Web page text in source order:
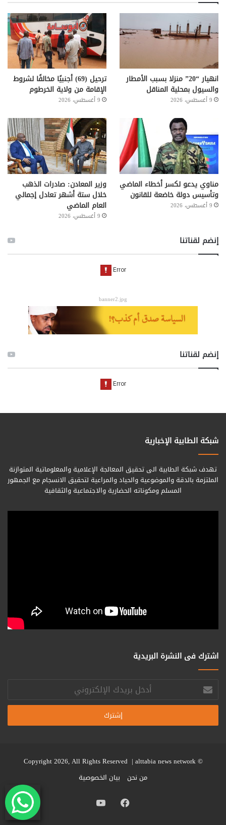
انهيار “20” منزلا بسبب الأمطار
والسيول بمحلية المناقل
9 أغسطس، 2026
ترحيل (69) أجنبيًا مخالفًا لشروط
الإقامة من ولاية الخرطوم
9 أغسطس، 2026
مناوي يدعو لكسر أخطاء الماضي
وتأسيس دولة خاضعة للقانون
9 أغسطس، 2026
وزير المعادن: صادرات الذهب
خلال ستة أشهر تعادل إجمالي
العام الماضي
9 أغسطس، 2026
إنضم لقناتنا
banner2.jpg
إنضم لقناتنا
شبكة الطابية الإخبارية
تهدف شبكة الطابية الى تحقيق المعالجة الإعلامية والمعلوماتية المتوازنة
الملتزمة بالدقة والموضوعية والحياد والمراعية لتحقيق الانسجام مع الجمهور
المسلم ومكوناته الحضارية والاجتماعية والثقافية
اشترك فى النشرة البريدية
أدخل
بريدك
الإلكتروني
© Copyright 2026, All Rights Reserved |
alttabia news network
من نحن
بيان الخصوصية
فيسبوك